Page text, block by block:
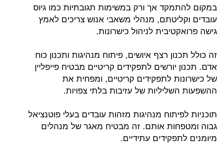
במקום להתמקד אך ורק במשימות תגובתיות כמו גיוס
עובדים וקליטתם, מנהלי משאבי אנוש צריכים לאמץ
גישה פרואקטיבית לניהול כישרונות.
זה כולל תכנון רצף איושים, פיתוח מנהיגות ותכנון כוח
אדם. תכנון יורשים לתפקידים קריטיים מבטיח פייפליין
של כישרונות לתפקידים קריטיים, ומפחית את
ההשפעות השליליות של עזיבות בלתי צפויות.
תוכניות לפיתוח מנהיגות מזהות עובדים בעלי פוטנציאל
גבוה ומטפחות אותם. זה מבטיח מאגר של מנהלים
מיומנים לתפקידים עתידיים.